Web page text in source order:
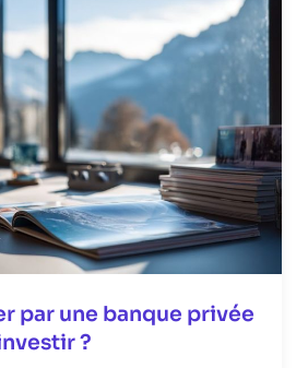
par une banque privée
?